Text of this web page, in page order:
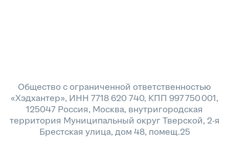
Общество с ограниченной ответственностью
«Хэдхантер», ИНН 7718 620 740, КПП 997 750 001,
125047 Россия, Москва, внутригородская
территория Муниципальный округ Тверской, 2-я
Брестская улица, дом 48, помещ.25